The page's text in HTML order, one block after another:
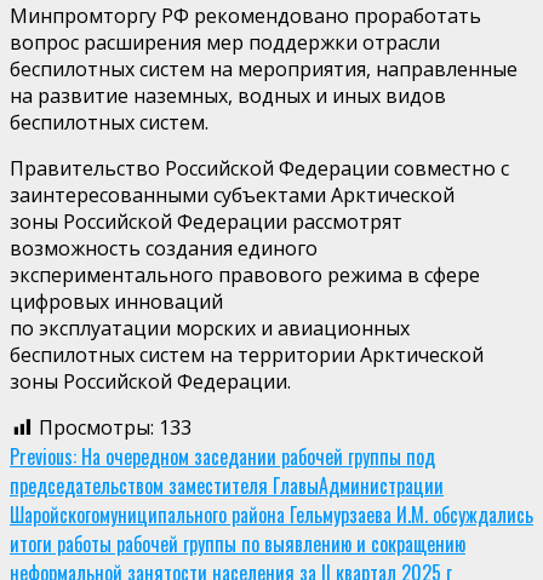
Минпромторгу РФ рекомендовано проработать
вопрос расширения мер поддержки отрасли
беспилотных систем на мероприятия, направленные
на развитие наземных, водных и иных видов
беспилотных систем.
Правительство Российской Федерации совместно с
заинтересованными субъектами Арктической
зоны Российской Федерации рассмотрят
возможность создания единого
экспериментального правового режима в сфере
цифровых инноваций
по эксплуатации морских и авиационных
беспилотных систем на территории Арктической
зоны Российской Федерации.
Просмотры: 133
Continue
Reading
Previous: На очередном заседании рабочей группы под
председательством заместителя ГлавыАдминистрации
Шаройскогомуниципального района Гельмурзаева И.М. обсуждались
итоги работы рабочей группы по выявлению и сокращению
неформальной занятости населения за II квартал 2025 г